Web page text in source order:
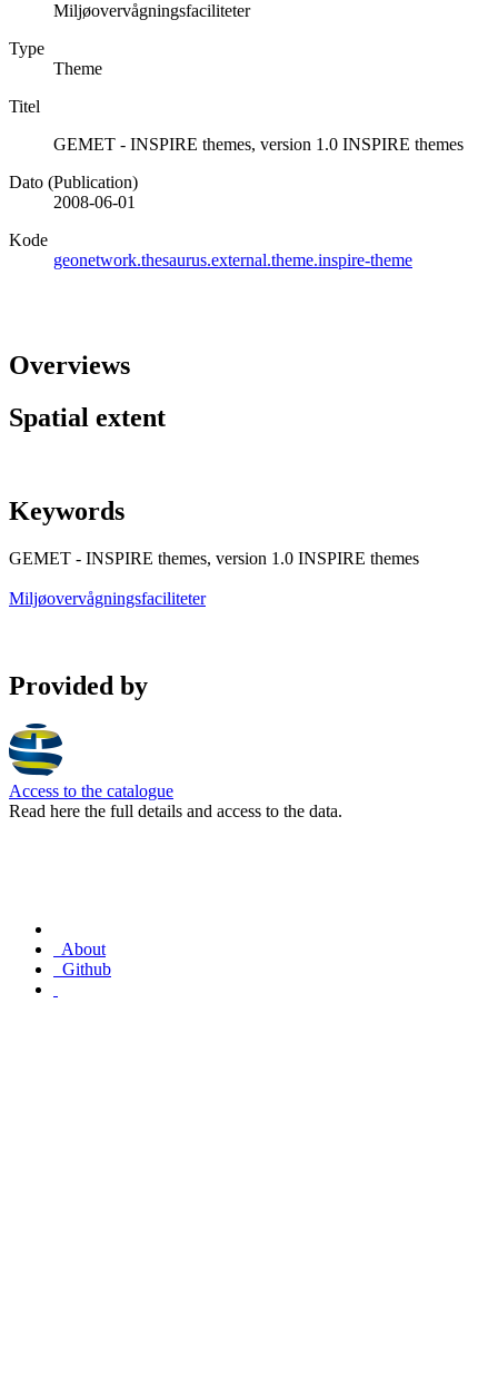
Miljøovervågningsfaciliteter
Type
Theme
Titel
GEMET - INSPIRE themes, version 1.0 INSPIRE themes
Dato (Publication)
2008-06-01
Kode
geonetwork.thesaurus.external.theme.inspire-theme
Overviews
Spatial extent
Keywords
GEMET - INSPIRE themes, version 1.0 INSPIRE themes
Miljøovervågningsfaciliteter
Provided by
Access to the catalogue
Read here the full details and access to the data.
About
Github